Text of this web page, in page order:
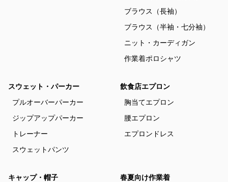
ブラウス（長袖）
ブラウス（半袖・七分袖）
ニット・カーディガン
作業着ポロシャツ
スウェット・パーカー
プルオーバーパーカー
ジップアップパーカー
トレーナー
スウェットパンツ
飲食店エプロン
胸当てエプロン
腰エプロン
エプロンドレス
キャップ・帽子
春夏向け作業着